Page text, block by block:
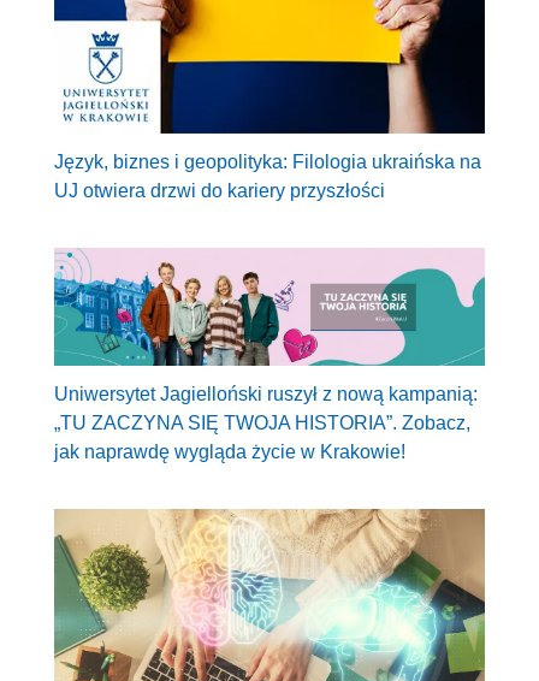
Język, biznes i geopolityka: Filologia ukraińska na
UJ otwiera drzwi do kariery przyszłości
Uniwersytet Jagielloński ruszył z nową kampanią:
„TU ZACZYNA SIĘ TWOJA HISTORIA”. Zobacz,
jak naprawdę wygląda życie w Krakowie!